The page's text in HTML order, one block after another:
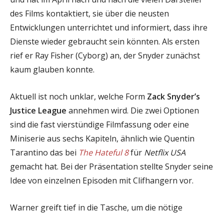
des Films kontaktiert, sie über die neusten
Entwicklungen unterrichtet und informiert, dass ihre
Dienste wieder gebraucht sein könnten. Als ersten
rief er Ray Fisher (Cyborg) an, der Snyder zunächst
kaum glauben konnte.
Aktuell ist noch unklar, welche Form Zack Snyder’s
Justice League annehmen wird. Die zwei Optionen
sind die fast vierstündige Filmfassung oder eine
Miniserie aus sechs Kapiteln, ähnlich wie Quentin
Tarantino das bei The Hateful 8für Netflix USA
gemacht hat. Bei der Präsentation stellte Snyder seine
Idee von einzelnen Episoden mit Clifhangern vor.
Warner greift tief in die Tasche, um die nötige